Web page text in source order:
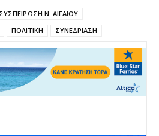
Ν. ΑΙΓΑΙΟΥ
ΠΟΛΙΤΙΚΗ ΣΥΝΕΔΡΙΑΣΗ